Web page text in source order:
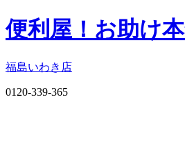
便利屋！お助け
福島いわき店
0120-339-365